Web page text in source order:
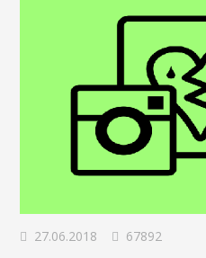
27.06.2018 67892